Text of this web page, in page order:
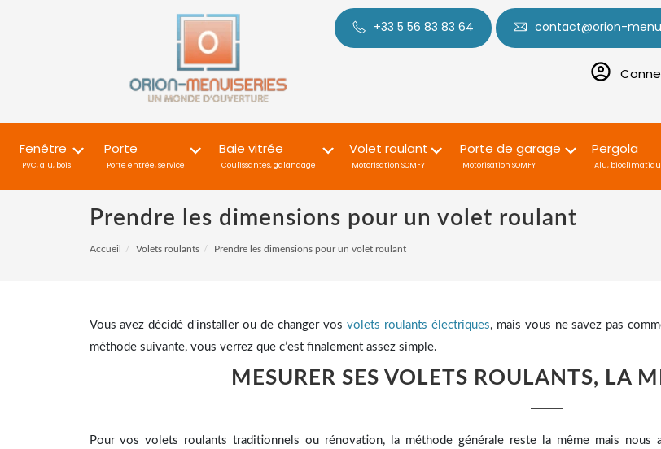
+33 5 56 83 83 64 contact@orion-
Fenêtre
PVC, alu, bois
Porte
Porte entrée, service
Baie vitrée
Coulissantes, galandage
Volet roulant
Motorisation SOMFY
Porte de garage
Motorisation SOMFY
Pergola
Alu,
Prendre les dimensions pour un volet roulant
Accueil Volets roulants Prendre les dimensions pour un volet roulant
Vous avez décidé d'installer ou de changer vos volets roulants électriques, mais vous ne savez pas
méthode suivante, vous verrez que c’est finalement assez simple.
MESURER SES VOLETS ROULANTS, LA
Pour vos volets roulants traditionnels ou rénovation, la méthode générale reste la même mais